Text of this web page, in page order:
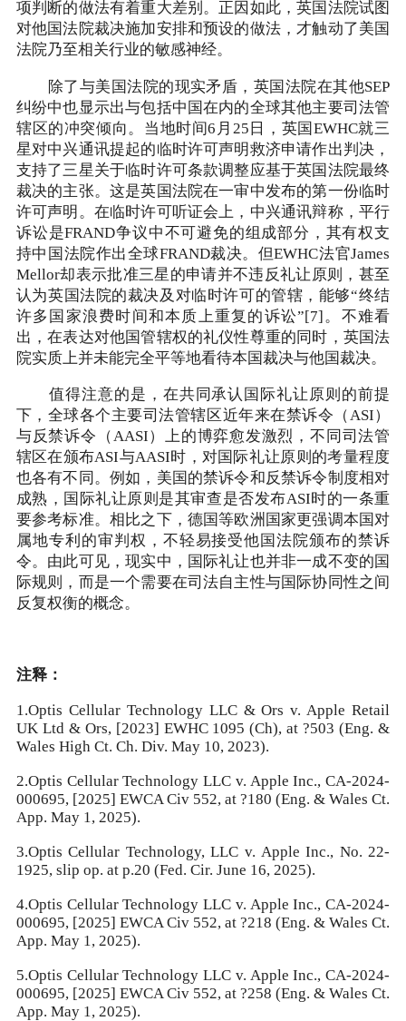
项判断的做法有着重大差别。正因如此，英国法院试图
对他国法院裁决施加安排和预设的做法，才触动了美国
法院乃至相关行业的敏感神经。
除了与美国法院的现实矛盾，英国法院在其他SEP
纠纷中也显示出与包括中国在内的全球其他主要司法管
辖区的冲突倾向。当地时间6月25日，英国EWHC就三
星对中兴通讯提起的临时许可声明救济申请作出判决，
支持了三星关于临时许可条款调整应基于英国法院最终
裁决的主张。这是英国法院在一审中发布的第一份临时
许可声明。在临时许可听证会上，中兴通讯辩称，平行
诉讼是FRAND争议中不可避免的组成部分，其有权支
持中国法院作出全球FRAND裁决。但EWHC法官James
Mellor却表示批准三星的申请并不违反礼让原则，甚至
认为英国法院的裁决及对临时许可的管辖，能够“终结
许多国家浪费时间和本质上重复的诉讼”[7]。不难看
出，在表达对他国管辖权的礼仪性尊重的同时，英国法
院实质上并未能完全平等地看待本国裁决与他国裁决。
值得注意的是，在共同承认国际礼让原则的前提
下，全球各个主要司法管辖区近年来在禁诉令（ASI）
与反禁诉令（AASI）上的博弈愈发激烈，不同司法管
辖区在颁布ASI与AASI时，对国际礼让原则的考量程度
也各有不同。例如，美国的禁诉令和反禁诉令制度相对
成熟，国际礼让原则是其审查是否发布ASI时的一条重
要参考标准。相比之下，德国等欧洲国家更强调本国对
属地专利的审判权，不轻易接受他国法院颁布的禁诉
令。由此可见，现实中，国际礼让也并非一成不变的国
际规则，而是一个需要在司法自主性与国际协同性之间
反复权衡的概念。
注释：
1.Optis Cellular Technology LLC & Ors v. Apple Retail
UK Ltd & Ors, [2023] EWHC 1095 (Ch), at ?503 (Eng. &
Wales High Ct. Ch. Div. May 10, 2023).
2.Optis Cellular Technology LLC v. Apple Inc., CA-2024-
000695, [2025] EWCA Civ 552, at ?180 (Eng. & Wales Ct.
App. May 1, 2025).
3.Optis Cellular Technology, LLC v. Apple Inc., No. 22-
1925, slip op. at p.20 (Fed. Cir. June 16, 2025).
4.Optis Cellular Technology LLC v. Apple Inc., CA-2024-
000695, [2025] EWCA Civ 552, at ?218 (Eng. & Wales Ct.
App. May 1, 2025).
5.Optis Cellular Technology LLC v. Apple Inc., CA-2024-
000695, [2025] EWCA Civ 552, at ?258 (Eng. & Wales Ct.
App. May 1, 2025).